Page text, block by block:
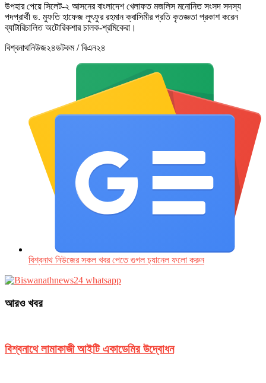
উপহার পেয়ে সিলেট-২ আসনের বাংলাদেশ খেলাফত মজলিস মনোনিত সংসদ সদস্য
পদপ্রার্থী ড. মুফতি হাফেজ লুৎফুর রহমান ক্বাসিমীর প্রতি কৃতজ্ঞতা প্রকাশ করেন
ব্যাটারিচালিত অটোরিকশার চালক-শ্রমিকেরা।
বিশ্বনাথনিউজ২৪ডটকম / বিএন২৪
বিশ্বনাথ নিউজের সকল খবর পেতে গুগল চ‌্যানেল ফলো করুন
আরও খবর
বিশ্বনাথে লামাকাজী আইটি একাডেমির উদ্বোধন